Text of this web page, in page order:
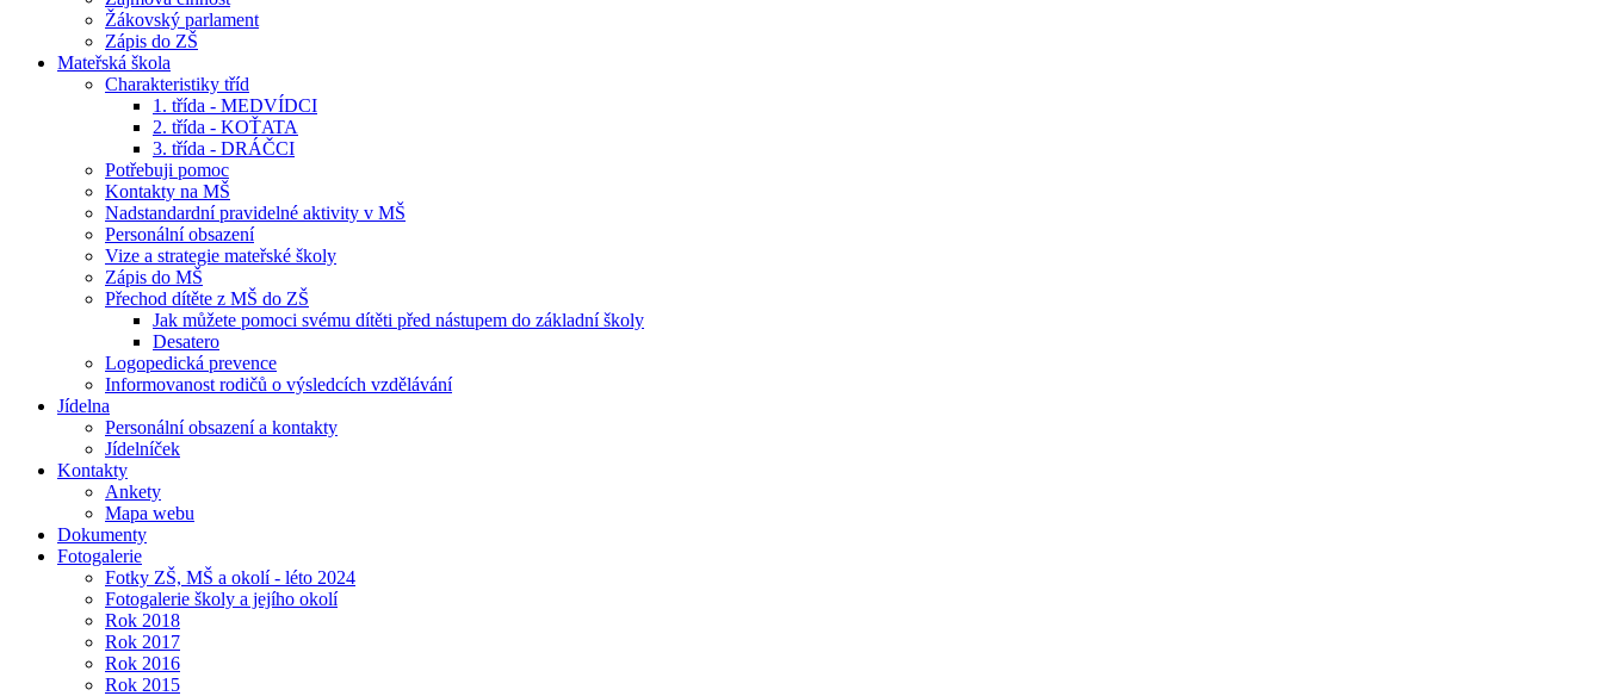
Žákovský parlament
Zápis do ZŠ
Mateřská škola
Charakteristiky tříd
1. třída - MEDVÍDCI
2. třída - KOŤATA
3. třída - DRÁČCI
Potřebuji pomoc
Kontakty na MŠ
Nadstandardní pravidelné aktivity v MŠ
Personální obsazení
Vize a strategie mateřské školy
Zápis do MŠ
Přechod dítěte z MŠ do ZŠ
Jak můžete pomoci svému dítěti před nástupem do základní školy
Desatero
Logopedická prevence
Informovanost rodičů o výsledcích vzdělávání
Jídelna
Personální obsazení a kontakty
Jídelníček
Kontakty
Ankety
Mapa webu
Dokumenty
Fotogalerie
Fotky ZŠ, MŠ a okolí - léto 2024
Fotogalerie školy a jejího okolí
Rok 2018
Rok 2017
Rok 2016
Rok 2015